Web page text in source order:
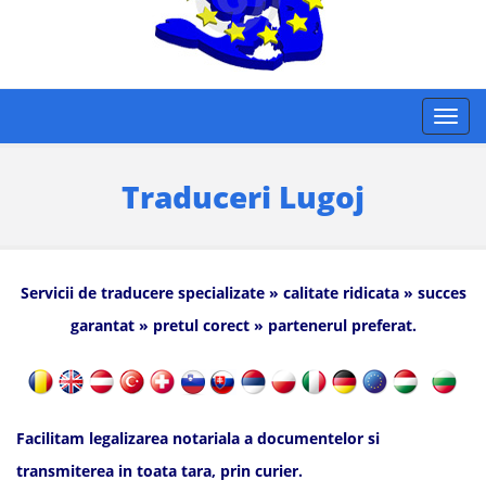
Traduceri Lugoj
Servicii de traducere specializate » calitate ridicata » succes
garantat » pretul corect » partenerul preferat.
Facilitam legalizarea notariala a documentelor si
transmiterea in toata tara, prin curier.